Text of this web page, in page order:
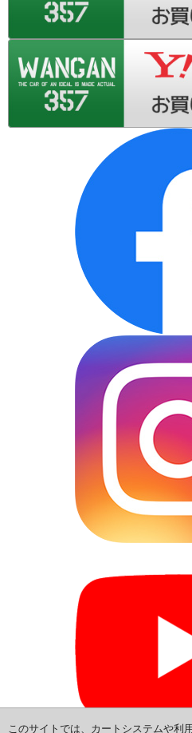
S200系-ダイハツ ハイゼット トラ
L175S-ダイハツ ムーブ
L185S-ダイハツ ムーブ
LA100S-ダイハツ ムーブ
LA110S-ダイハツ ムーブ
L575S-ダイハツ ムーブ コンテ
L375S-ダイハツ タント
L455S-ダイハツ タント エグゼ
L675S-ダイハツ ミラ ココア
LA300S-ダイハツ ミラ イース
LA310S-ダイハツ ミラ イース
L685S-ダイハツ ミラ ココア
L465S-ダイハツ タント エグゼ
L385S-ダイハツ タント
L585S-ダイハツ ムーブ コンテ
L880K-ダイハツ コペン
NSP160V-トヨタ プロボックス
NCP165V-トヨタ サクシード
NHP160V-トヨタ サクシード
NCP160V-トヨタ プロボックス
このサイトでは、カートシステムや利